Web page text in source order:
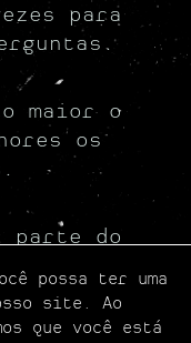
para
maior o
os
parte do
se! 🙂
possa ter uma
site. Ao
que você está